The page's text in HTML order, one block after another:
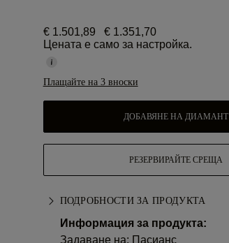
€ 1.501,89
€ 1.351,70
Цената е само за настройка.
Плащайте на 3 вноски
ДОБАВЯНЕ НА ДИАМАНТ
РЕЗЕРВИРАЙТЕ СРЕЩА
ПОДРОБНОСТИ ЗА ПРОДУКТА
Информация за продукта:
Задаване на: Пасианс